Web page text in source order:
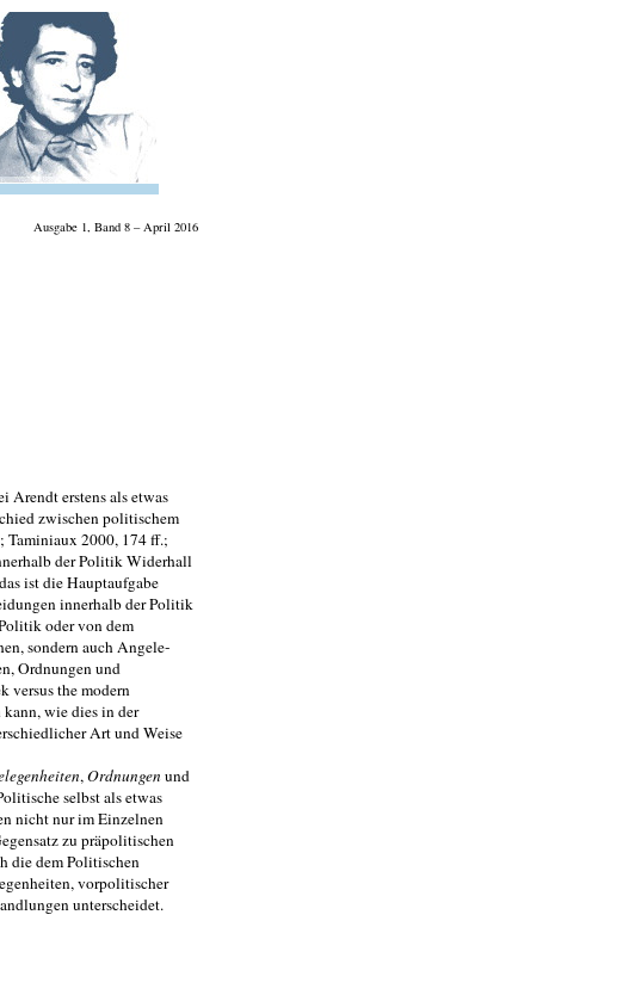
Ausgabe 1, Band 8 – April 2016
Arendt erstens als etwas
zwischen politischem
Taminiaux 2000, 174 ff.;
der Politik Widerhall
ist die Hauptaufgabe
innerhalb der Politik
oder von dem
sondern auch Angele­
Ordnungen und
versus the modern
wie dies in der
Art und Weise
,Ordnungen und
selbst als etwas
nicht nur im Einzelnen
zu präpolitischen
die dem Politischen
vorpolitischer
unterscheidet.